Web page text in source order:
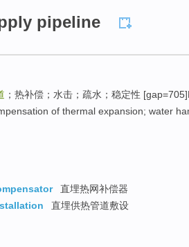
pipeline
；热补偿；水击；疏水；稳定性
of thermal expansion; water
直埋热网补偿器
直埋供热管道敷设